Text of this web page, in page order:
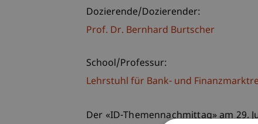
Dozierende/Dozierender:
Prof. Dr. Bernhard Burtscher
School/Professur:
Lehrstuhl für Bank- und
Der «ID-Themennachmittag» am 29.